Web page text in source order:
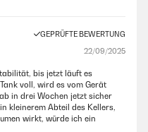
GEPRÜFTE BEWERTUNG
22/09/2025
bis jetzt läuft es
voll, wird es vom Gerät
in drei Wochen jetzt sicher
kleinerem Abteil des Kellers,
wirkt, würde ich ein